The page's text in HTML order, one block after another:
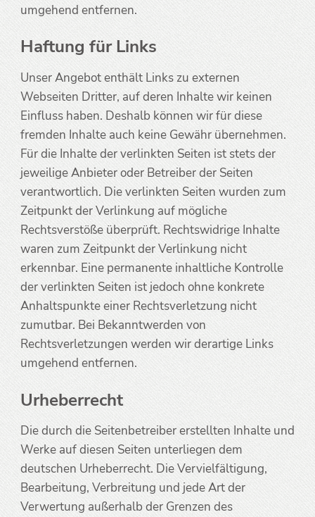
umgehend entfernen.
Haftung für Links
Unser Angebot enthält Links zu externen
Webseiten Dritter, auf deren Inhalte wir keinen
Einfluss haben. Deshalb können wir für diese
fremden Inhalte auch keine Gewähr übernehmen.
Für die Inhalte der verlinkten Seiten ist stets der
jeweilige Anbieter oder Betreiber der Seiten
verantwortlich. Die verlinkten Seiten wurden zum
Zeitpunkt der Verlinkung auf mögliche
Rechtsverstöße überprüft. Rechtswidrige Inhalte
waren zum Zeitpunkt der Verlinkung nicht
erkennbar. Eine permanente inhaltliche Kontrolle
der verlinkten Seiten ist jedoch ohne konkrete
Anhaltspunkte einer Rechtsverletzung nicht
zumutbar. Bei Bekanntwerden von
Rechtsverletzungen werden wir derartige Links
umgehend entfernen.
Urheberrecht
Die durch die Seitenbetreiber erstellten Inhalte und
Werke auf diesen Seiten unterliegen dem
deutschen Urheberrecht. Die Vervielfältigung,
Bearbeitung, Verbreitung und jede Art der
Verwertung außerhalb der Grenzen des